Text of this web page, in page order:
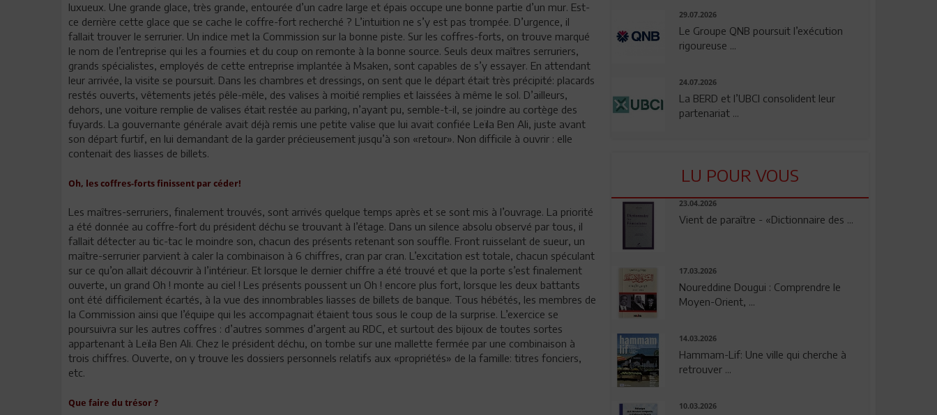
luxueux. Une grande glace, très grande, entourée d’un cadre large et épais occupe une bonne partie d’un mur. Est-
ce derrière cette glace que se cache le coffre-fort recherché ? L’intuition ne s’y est pas trompée. D’urgence, il
fallait trouver le serrurier. Un indice met la Commission sur la bonne piste. Sur les coffres-forts, on trouve marqué
le nom de l’entreprise qui les a fournies et du coup on remonte à la bonne source. Seuls deux maîtres serruriers,
grands spécialistes, employés de cette entreprise implantée à Msaken, sont capables de s’y essayer. En attendant
leur arrivée, la visite se poursuit. Dans les chambres et dressings, on sent que le départ était très précipité: placards
restés ouverts, vêtements jetés pêle-mêle, des valises à moitié remplies et laissées à même le sol. D’ailleurs,
dehors, une voiture remplie de valises était restée au parking, n’ayant pu, semble-t-il, se joindre au cortège des
fuyards. La gouvernante générale avait déjà remis une petite valise que lui avait confiée Leïla Ben Ali, juste avant
son départ furtif, en lui demandant de la garder précieusement jusqu’à son «retour». Non difficile à ouvrir : elle
contenait des liasses de billets.
Oh, les coffres-forts finissent par céder!
Les maîtres-serruriers, finalement trouvés, sont arrivés quelque temps après et se sont mis à l’ouvrage. La priorité
a été donnée au coffre-fort du président déchu se trouvant à l’étage. Dans un silence absolu observé par tous, il
fallait détecter au tic-tac le moindre son, chacun des présents retenant son souffle. Front ruisselant de sueur, un
maître-serrurier parvient à caler la combinaison à 6 chiffres, cran par cran. L’excitation est totale, chacun spéculant
sur ce qu’on allait découvrir à l’intérieur. Et lorsque le dernier chiffre a été trouvé et que la porte s’est finalement
ouverte, un grand Oh ! monte au ciel ! Les présents poussent un Oh ! encore plus fort, lorsque les deux battants
ont été difficilement écartés, à la vue des innombrables liasses de billets de banque. Tous hébétés, les membres de
la Commission ainsi que l’équipe qui les accompagnait étaient tous sous le coup de la surprise. L’exercice se
poursuivra sur les autres coffres : d’autres sommes d’argent au RDC, et surtout des bijoux de toutes sortes
appartenant à Leïla Ben Ali. Chez le président déchu, on tombe sur une mallette fermée par une combinaison à
trois chiffres. Ouverte, on y trouve les dossiers personnels relatifs aux «propriétés» de la famille: titres fonciers,
etc.
Que faire du trésor ?
29.07.2026
Le Groupe QNB poursuit l’exécution
rigoureuse ...
24.07.2026
La BERD et l’UBCI consolident leur
partenariat ...
LU POUR VOUS
23.04.2026
Vient de paraître - «Dictionnaire des ...
17.03.2026
Noureddine Dougui : Comprendre le
Moyen-Orient, ...
14.03.2026
Hammam-Lif: Une ville qui cherche à
retrouver ...
10.03.2026